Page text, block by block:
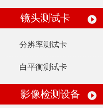
镜头测试卡
分辨率测试卡
白平衡测试卡
影像检测设备